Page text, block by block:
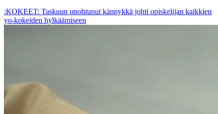
:KOKEET: Taskuun unohtunut kännykkä johti opiskelijan kaikkien
yo-kokeiden hylkäämiseen